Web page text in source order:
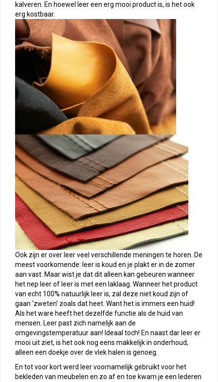
kalveren. En hoewel leer een erg mooi product is, is het ook
erg kostbaar.
Ook zijn er over leer veel verschillende meningen te horen. De
meest voorkomende: leer is koud en je plakt er in de zomer
aan vast. Maar wist je dat dit alleen kan gebeuren wanneer
het nep leer of leer is met een laklaag. Wanneer het product
van echt 100% natuurlijk leer is, zal deze niet koud zijn of
gaan ‘zweten’ zoals dat heet. Want het is immers een huid!
Als het ware heeft het dezelfde functie als de huid van
mensen. Leer past zich namelijk aan de
omgevingstemperatuur aan! Ideaal toch! En naast dar leer er
mooi uit ziet, is het ook nog eens makkelijk in onderhoud,
alleen een doekje over de vlek halen is genoeg.
En tot voor kort werd leer voornamelijk gebruikt voor het
bekleden van meubelen en zo af en toe kwam je een lederen